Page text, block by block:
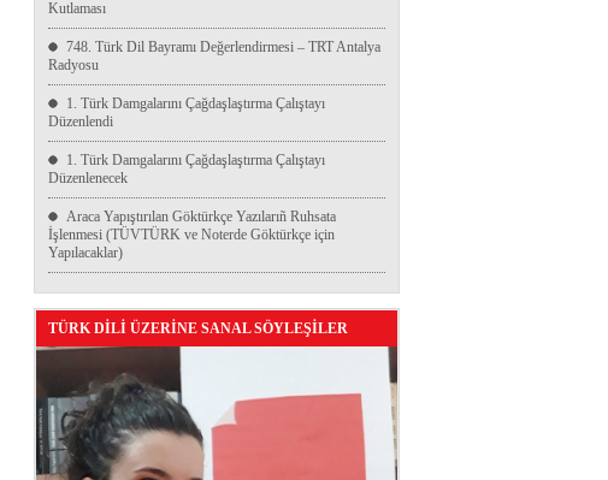
Kutlaması
748. Türk Dil Bayramı Değerlendirmesi – TRT Antalya
Radyosu
1. Türk Damgalarını Çağdaşlaştırma Çalıştayı
Düzenlendi
1. Türk Damgalarını Çağdaşlaştırma Çalıştayı
Düzenlenecek
Araca Yapıştırılan Göktürkçe Yazılarıñ Ruhsata
İşlenmesi (TÜVTÜRK ve Noterde Göktürkçe için
Yapılacaklar)
TÜRK DİLİ ÜZERİNE SANAL SÖYLEŞİLER